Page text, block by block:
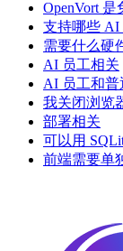
OpenVort 是
支持哪些 AI
需要什么硬
AI 员工相关
AI 员工和普
我关闭浏览
部署相关
可以用
前端需要单